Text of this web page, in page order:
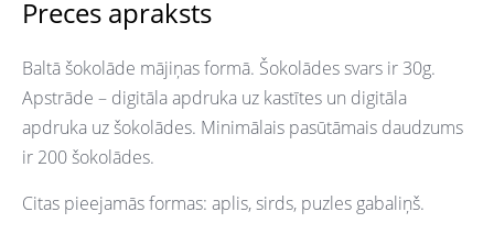
Preces apraksts
Baltā šokolāde mājiņas formā. Šokolādes svars ir 30g.
Apstrāde – digitāla apdruka uz kastītes un digitāla
apdruka uz šokolādes. Minimālais pasūtāmais daudzums
ir 200 šokolādes.
Citas pieejamās formas: aplis, sirds, puzles gabaliņš.